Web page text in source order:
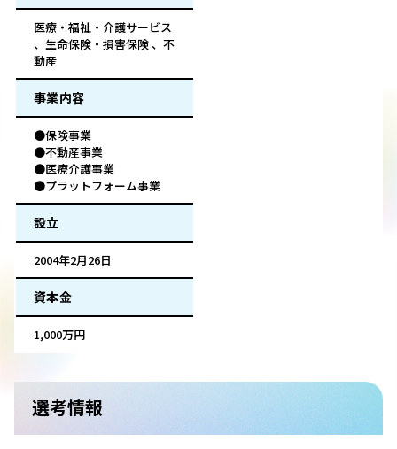
医療・福祉・介護サービス
、生命保険・損害保険 、不
動産
事業内容
●保険事業
●不動産事業
●医療介護事業
●プラットフォーム事業
設立
2004年2月26日
資本金
1,000万円
選考情報